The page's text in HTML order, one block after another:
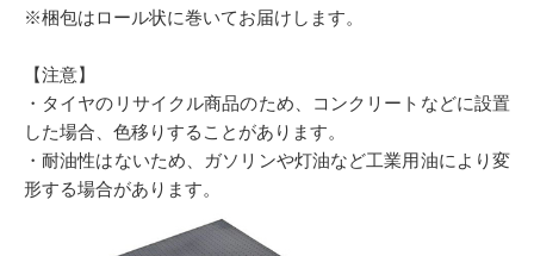
※梱包はロール状に巻いてお届けします。
【注意】
・タイヤのリサイクル商品のため、コンクリートなどに設置
した場合、色移りすることがあります。
・耐油性はないため、ガソリンや灯油など工業用油により変
形する場合があります。